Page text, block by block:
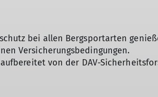
bei allen Bergsportarten
Versicherungsbedingungen.
von der DAV-